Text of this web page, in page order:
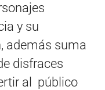
y su
además suma
disfraces
al público